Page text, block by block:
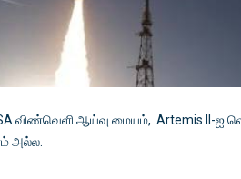
விண்வெளி ஆய்வு மையம், Artemis II-ஐ
அல்ல.